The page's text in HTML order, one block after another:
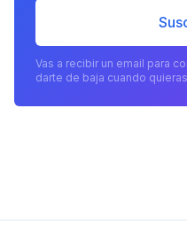
Vas a recibir un email para
darte de baja cuando